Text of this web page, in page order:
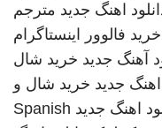
اهنگ جدید مترجم
خرید فالوور اینستاگرام
آهنگ جدید خرید شال
اهنگ جدید خرید شال و
اهنگ جدید Spanish